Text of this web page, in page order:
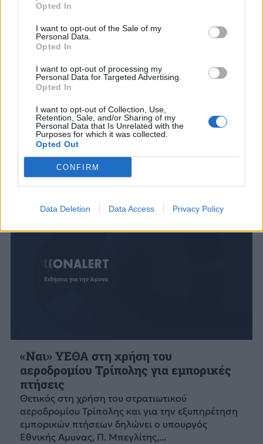
Opted In
I want to opt-out of the Sale of my
Personal Data.
Opted In
I want to opt-out of processing my
Personal Data for Targeted Advertising.
Opted In
I want to opt-out of Collection, Use,
Retention, Sale, and/or Sharing of my
Personal Data that Is Unrelated with the
Purposes for which it was collected.
Opted Out
CONFIRM
Data Deletion Data Access Privacy Policy
«Ναι» ΥΕΘΑ στη χρήση του
αεροδρομίου Τρίπολης για εμπορικές
πτήσεις
Θετικός στη χρήση του στρατιωτικού
αεροδρομίου Τρίπολης και για την εξυπηρέτηση
εμπορικών πτήσεων δηλώνει ο υπουργός
Εθνικής Αμυνας, Π. Μπεγλίτης,...